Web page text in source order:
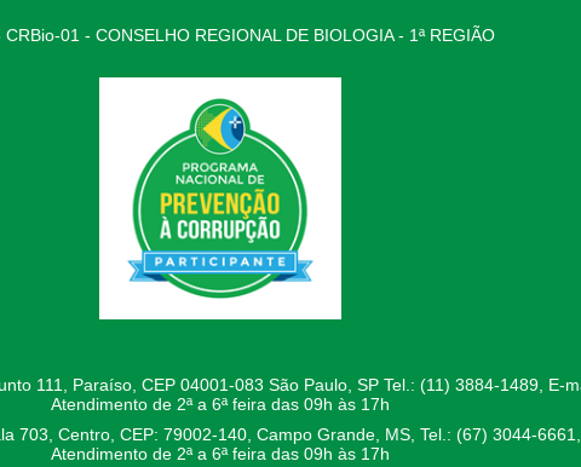
01 - CONSELHO REGIONAL DE BIOLOGIA - 1ª REGIÃO
111, Paraíso, CEP 04001-083 São Paulo, SP Tel.: (11) 3884-1489, E-
Atendimento de 2ª a 6ª feira das 09h às 17h
703, Centro, CEP: 79002-140, Campo Grande, MS, Tel.: (67) 3044-
Atendimento de 2ª a 6ª feira das 09h às 17h